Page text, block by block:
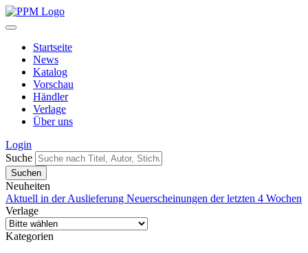
Startseite
News
Katalog
Vorschau
Händler
Verlage
Über uns
Login
Suche
Neuheiten
Aktuell in der Auslieferung Neuerscheinungen der letzten 4 Wochen
Verlage
Kategorien